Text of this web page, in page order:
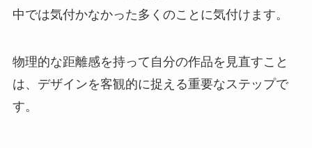
中では気付かなかった多くのことに気付けます。
物理的な距離感を持って自分の作品を見直すこと
は、デザインを客観的に捉える重要なステップで
す。